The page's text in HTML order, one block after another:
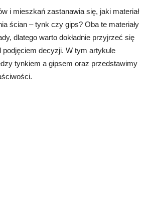
i mieszkań zastanawia się, jaki materiał
ścian – tynk czy gips? Oba te materiały
dlatego warto dokładnie przyjrzeć się
podjęciem decyzji. W tym artykule
tynkiem a gipsem oraz przedstawimy